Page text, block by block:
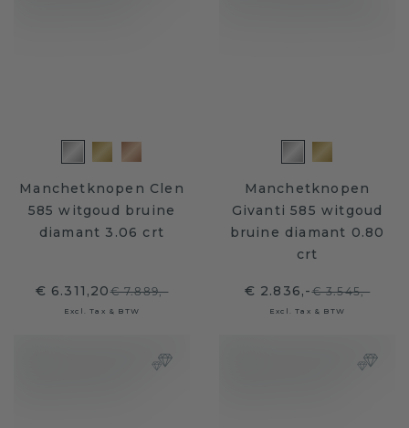
Manchetknopen Clen
585 witgoud bruine
diamant 3.06 crt
€ 6.311,20€ 7.889,-
Excl. Tax & BTW
Manchetknopen
Givanti 585 witgoud
bruine diamant 0.80
crt
€ 2.836,-€ 3.545,-
Excl. Tax & BTW